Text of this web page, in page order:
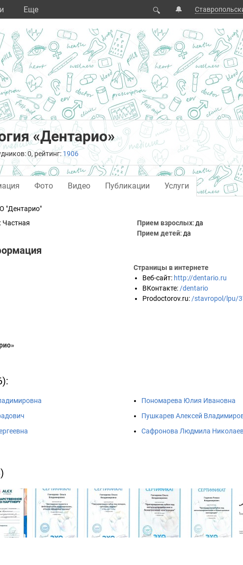
Eще 🔍 🔔
«Дентарио»
0, рейтинг: 1906
Фото Видео Публикации Услуги
"Дентарио"
: Частная
Прием взрослых: да
Прием детей: да
Страницы в интернете
Веб-сайт: http://dentario.ru
ВКонтакте: /dentario
Prodoctorov.ru: /stavropol/lpu/
Пономарева Юлия Ивановна
Пушкарев Алексей
Сафронова Людмила